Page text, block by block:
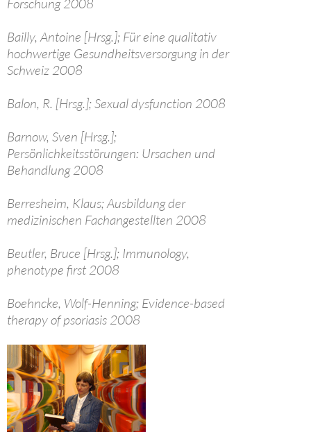
Forschung 2008
Bailly, Antoine [Hrsg.]; Für eine qualitativ
hochwertige Gesundheitsversorgung in der
Schweiz 2008
Balon, R. [Hrsg.]; Sexual dysfunction 2008
Barnow, Sven [Hrsg.];
Persönlichkeitsstörungen: Ursachen und
Behandlung 2008
Berresheim, Klaus; Ausbildung der
medizinischen Fachangestellten 2008
Beutler, Bruce [Hrsg.]; Immunology,
phenotype first 2008
Boehncke, Wolf-Henning; Evidence-based
therapy of psoriasis 2008